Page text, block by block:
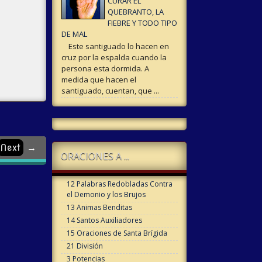
Next →
QUEBRANTO, LA
FIEBRE Y TODO TIPO
DE MAL
Este santiguado lo hacen en
cruz por la espalda cuando la
persona esta dormida. A
medida que hacen el
santiguado, cuentan, que ...
ORACIONES A ...
12 Palabras Redobladas Contra
el Demonio y los Brujos
13 Animas Benditas
14 Santos Auxiliadores
15 Oraciones de Santa Brígida
21 División
3 Potencias